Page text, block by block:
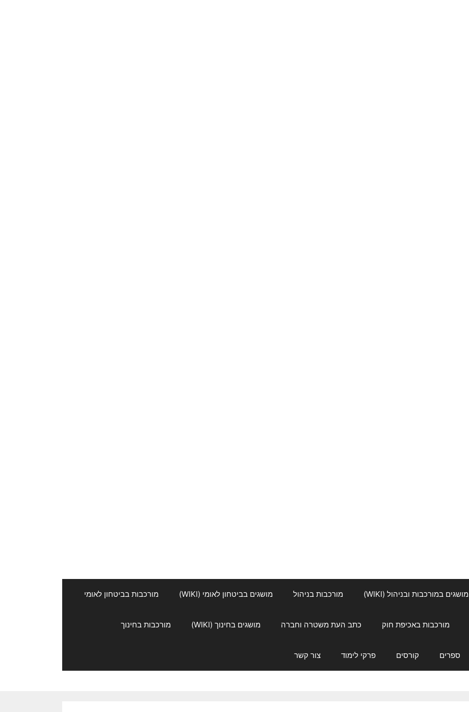
מושגים במורכבות ובניהול (WIKI) מורכבות בניהול מושגים בביטחון לאומי (WIKI) מורכבות בביטחון לאומי
מורכבות באכיפת חוק כתב העת משטרה וחברה מושגים בחינוך (WIKI) מורכבות בחינוך
ספרים קורסים פרקי לימוד צור קשר